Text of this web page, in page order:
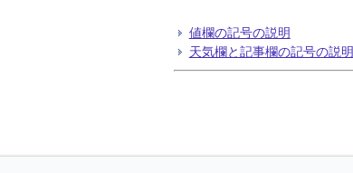
値欄の記号の説明
天気欄と記事欄の記号の説明